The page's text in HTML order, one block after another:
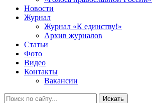
Новости
Журнал
Журнал «К единству!»
Архив журналов
Статьи
Фото
Видео
Контакты
Вакансии
Искать